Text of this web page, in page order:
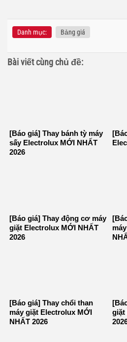
Danh mục: Bảng giá
Bài viết cùng chủ đề:
[Báo giá] Thay bánh tỳ máy
sấy Electrolux MỚI NHẤT
2026
[Báo giá] Thay động cơ máy
giặt Electrolux MỚI NHẤT
2026
[Báo giá] Thay chổi than
máy giặt Electrolux MỚI
NHẤT 2026
giặt